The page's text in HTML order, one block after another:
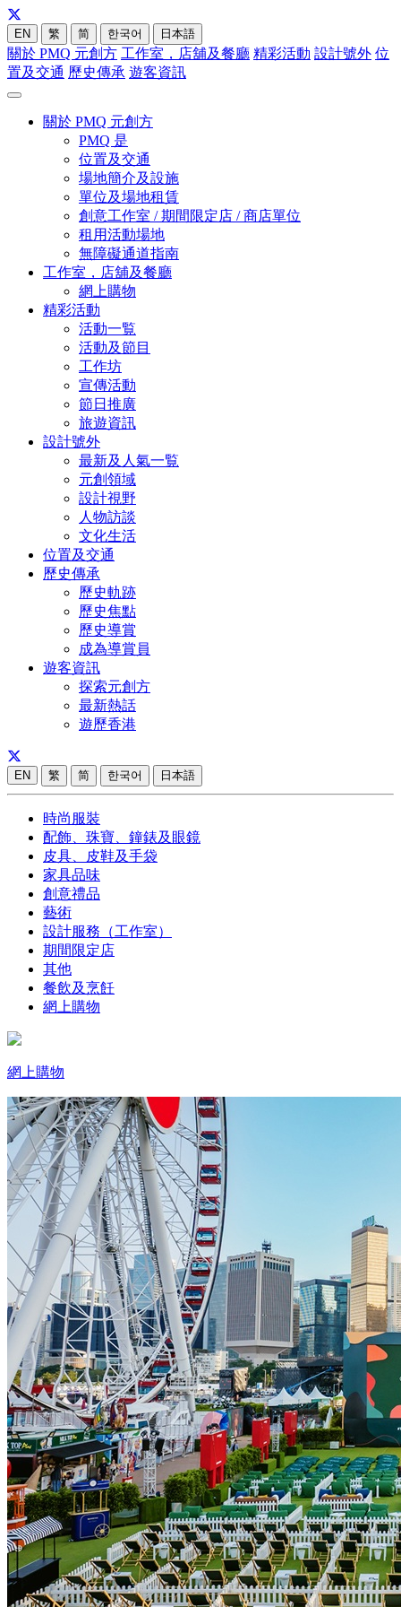
EN 繁 简 한국어 日本語
關於 PMQ 元創方 工作室，店舖及餐廳 精彩活動 設計號外 位
置及交通 歷史傳承 遊客資訊
關於 PMQ 元創方
PMQ 是
位置及交通
場地簡介及設施
單位及場地租賃
創意工作室 / 期間限定店 / 商店單位
租用活動場地
無障礙通道指南
工作室，店舖及餐廳
網上購物
精彩活動
活動一覧
活動及節目
工作坊
宣傳活動
節日推廣
旅遊資訊
設計號外
最新及人氣一覧
元創領域
設計視野
人物訪談
文化生活
位置及交通
歷史傳承
歷史軌跡
歷史焦點
歷史導賞
成為導賞員
遊客資訊
探索元創方
最新熱話
遊歷香港
EN 繁 简 한국어 日本語
時尚服裝
配飾、珠寶、鐘錶及眼鏡
皮具、皮鞋及手袋
家具品味
創意禮品
藝術
設計服務（工作室）
期間限定店
其他
餐飲及烹飪
網上購物
網上購物